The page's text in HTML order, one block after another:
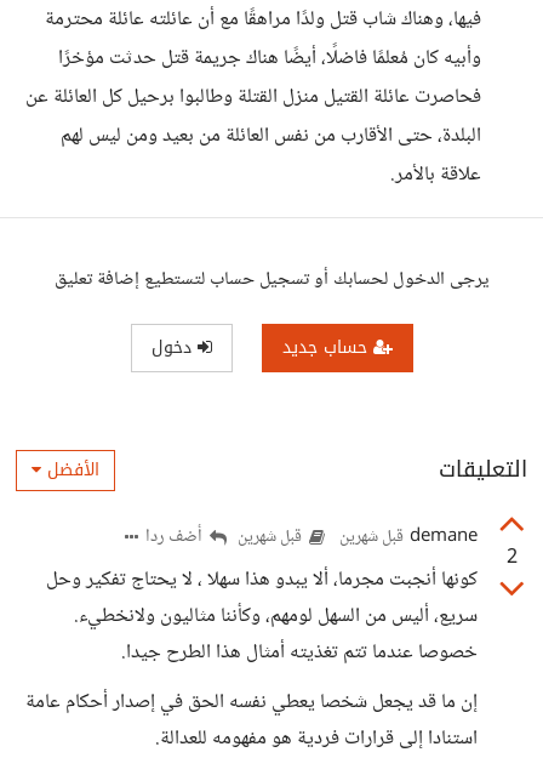
فيها، وهناك شاب قتل ولدًا مراهقًا مع أن عائلته عائلة محترمة
وأبيه كان مُعلمًا فاضلًا، أيضًا هناك جريمة قتل حدثت مؤخرًا
فحاصرت عائلة القتيل منزل القتلة وطالبوا برحيل كل العائلة عن
البلدة، حتى الأقارب من نفس العائلة من بعيد ومن ليس لهم
علاقة بالأمر.
يرجى الدخول لحسابك أو تسجيل حساب لتستطيع إضافة تعليق
حساب جديد دخول
التعليقات الأفضل
2
demane قبل شهرين قبل شهرين أضف ردا
كونها أنجبت مجرما، ألا يبدو هذا سهلا ، لا يحتاج تفكير وحل
سريع، أليس من السهل لومهم، وكأننا مثاليون ولانخطيء.
خصوصا عندما تتم تغذيته أمثال هذا الطرح جيدا.
إن ما قد يجعل شخصا يعطي نفسه الحق في إصدار أحكام عامة
استنادا إلى قرارات فردية هو مفهومه للعدالة.